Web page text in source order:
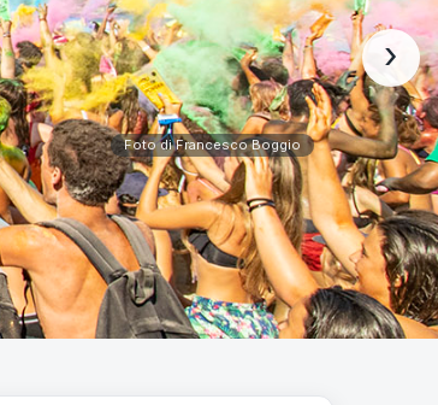
Foto di Francesco Boggio
›